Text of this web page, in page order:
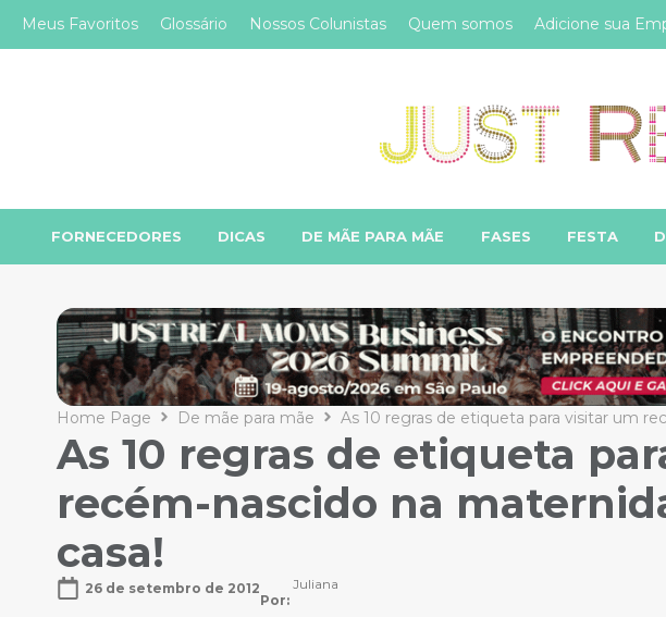
Meus Favoritos Glossário Nossos Colunistas Quem somos Adicione sua
FORNECEDORES DICAS DE MÃE PARA MÃE FASES FESTA
Home Page De mãe para mãe As 10 regras de etiqueta para visitar um
As 10 regras de etiqueta
recém-nascido na
casa!
26 de setembro de 2012
Por:
Juliana